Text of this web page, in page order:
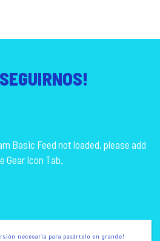
Basic Feed not loaded, please add
Gear Icon Tab.
necesaria para pasártelo en grande!